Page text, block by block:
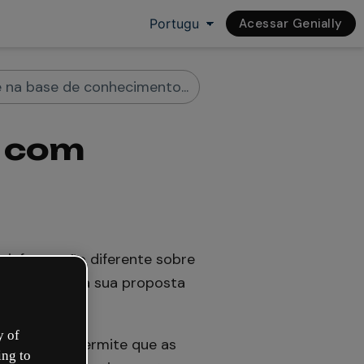
Acessar Genially
informação diferente sobre
se adapte à sua proposta
função permite que as
of
to